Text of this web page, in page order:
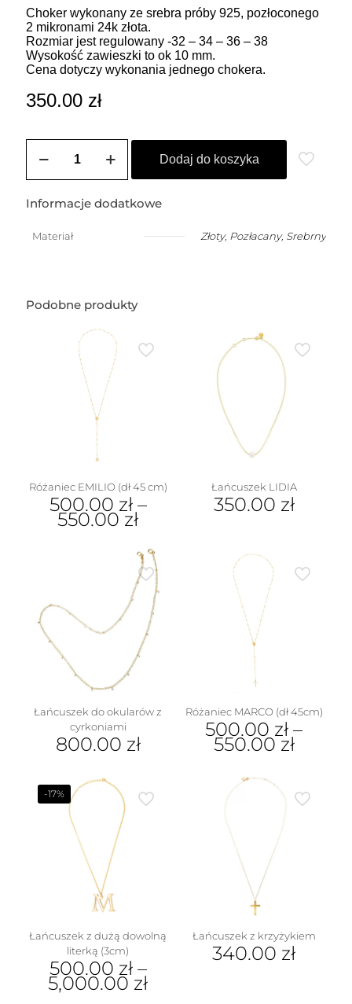
Choker wykonany ze srebra próby 925, pozłoconego
2 mikronami 24k złota.
Rozmiar jest regulowany -32 – 34 – 36 – 38
Wysokość zawieszki to ok 10 mm.
Cena dotyczy wykonania jednego chokera.
350.00 zł
ZOZO
Choker
przywieszką
w
wzór1
Dodaj do koszyka
Informacje dodatkowe
Materiał Złoty, Pozłacany, Srebrny
Podobne produkty
Różaniec EMILIO (dł 45 cm)
500.00 zł–
550.00 zł
produkt
wariantów.
Opcje
można
stronie
produktu
Łańcuszek LIDIA
350.00 zł
Łańcuszek do okularów z
cyrkoniami
800.00 zł
Różaniec MARCO (dł 45cm)
500.00 zł –
550.00 zł
produkt
Opcje
można
wybrać
na
stronie
produktu
-17%
Łańcuszek z dużą dowolną
literką (3cm)
500.00 zł–
5,000.00 zł
Łańcuszek z krzyżykiem
340.00 zł